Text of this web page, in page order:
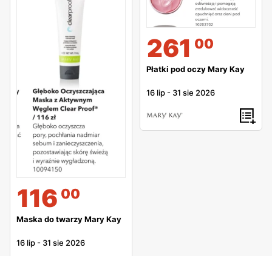
116 00
Maska do twarzy Mary Kay
16 lip - 31 sie 2026
261 00
Płatki pod oczy Mary Kay
16 lip - 31 sie 2026